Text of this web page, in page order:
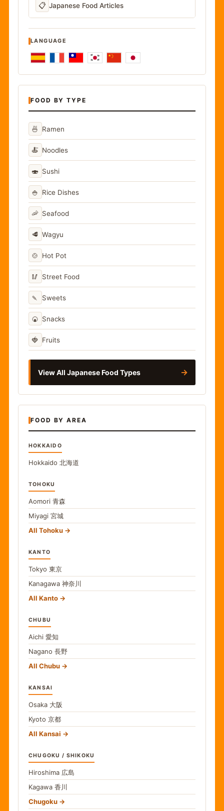
📋 Japanese Food Articles
LANGUAGE
FOOD BY TYPE
🍜 Ramen
🍝 Noodles
🍣 Sushi
🍚 Rice Dishes
🦐 Seafood
🥩 Wagyu
🍲 Hot Pot
🥢 Street Food
🍡 Sweets
🍘 Snacks
🍓 Fruits
View All Japanese Food Types →
FOOD BY AREA
HOKKAIDO
Hokkaido 北海道
TOHOKU
Aomori 青森
Miyagi 宮城
All Tohoku
KANTO
Tokyo 東京
Kanagawa 神奈川
All Kanto
CHUBU
Aichi 愛知
Nagano 長野
All Chubu
KANSAI
Osaka 大阪
Kyoto 京都
All Kansai
CHUGOKU / SHIKOKU
Hiroshima 広島
Kagawa 香川
Chugoku